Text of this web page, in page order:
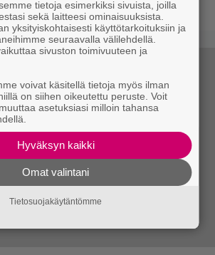
tietoja esimerkiksi sivuista, joilla
sekä laitteesi ominaisuuksista.
yksityiskohtaisesti käyttötarkoituksiin ja
seuraavalla välilehdellä.
sivuston toimivuuteen ja
voivat käsitellä tietoja myös ilman
on siihen oikeutettu peruste. Voit
asetuksiasi milloin tahansa
Hyväksyn kaikki
Omat valintani
Tietosuojakäytäntömme